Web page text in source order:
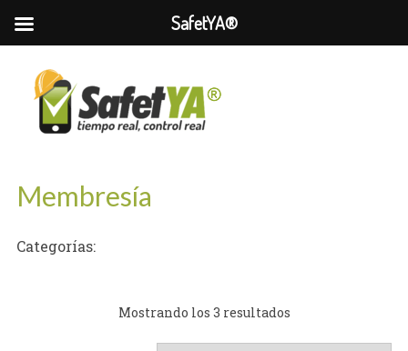
Membresía
Categorías:
Mostrando los 3 resultados
SafetYA®